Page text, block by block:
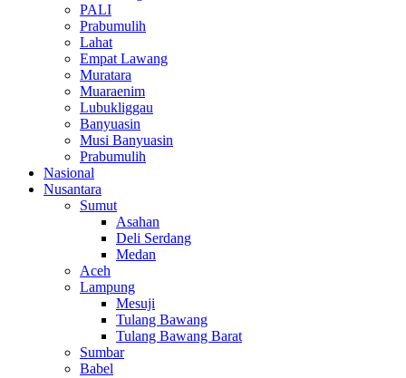
PALI
Prabumulih
Lahat
Empat Lawang
Muratara
Muaraenim
Lubukliggau
Banyuasin
Musi Banyuasin
Prabumulih
Nasional
Nusantara
Sumut
Asahan
Deli Serdang
Medan
Aceh
Lampung
Mesuji
Tulang Bawang
Tulang Bawang Barat
Sumbar
Babel